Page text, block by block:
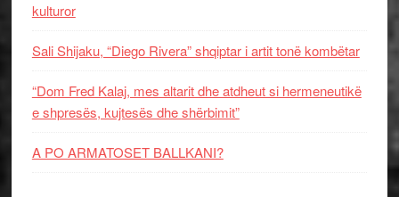
kulturor
Sali Shijaku, “Diego Rivera” shqiptar i artit tonë kombëtar
“Dom Fred Kalaj, mes altarit dhe atdheut si hermeneutikë
e shpresës, kujtesës dhe shërbimit”
A PO ARMATOSET BALLKANI?